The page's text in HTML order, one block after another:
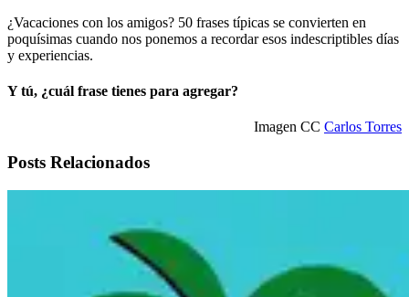
¿Vacaciones con los amigos? 50 frases típicas se convierten en
poquísimas cuando nos ponemos a recordar esos indescriptibles días
y experiencias.
Y tú, ¿cuál frase tienes para agregar?
Imagen CC Carlos Torres
Posts Relacionados